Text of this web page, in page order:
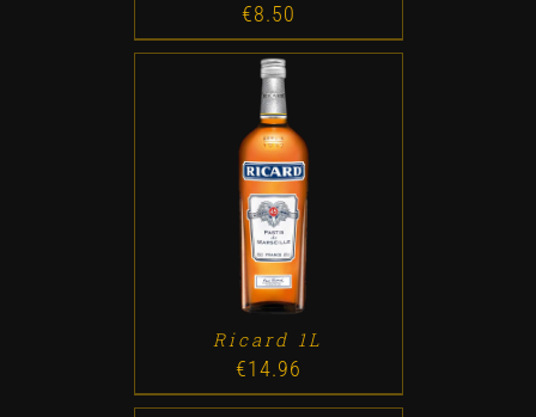
€8.50
ADD TO CART / DETALLES
Ricard 1L
€14.96